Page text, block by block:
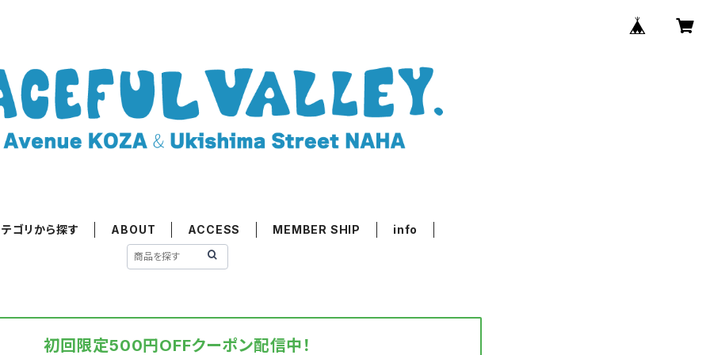
ゴリから探す ABOUT ACCESS MEMBER SHIP info
初回限定500円OFFクーポン配信中！